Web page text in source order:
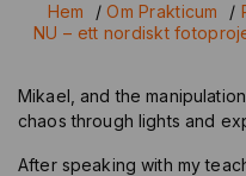
Hem /Om Prakticum /
NU – ett nordiskt
Mikael, and the
chaos through lights and
After speaking with my